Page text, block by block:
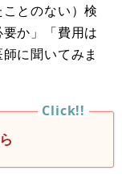
とのない）検
か」「費用は
に聞いてみま